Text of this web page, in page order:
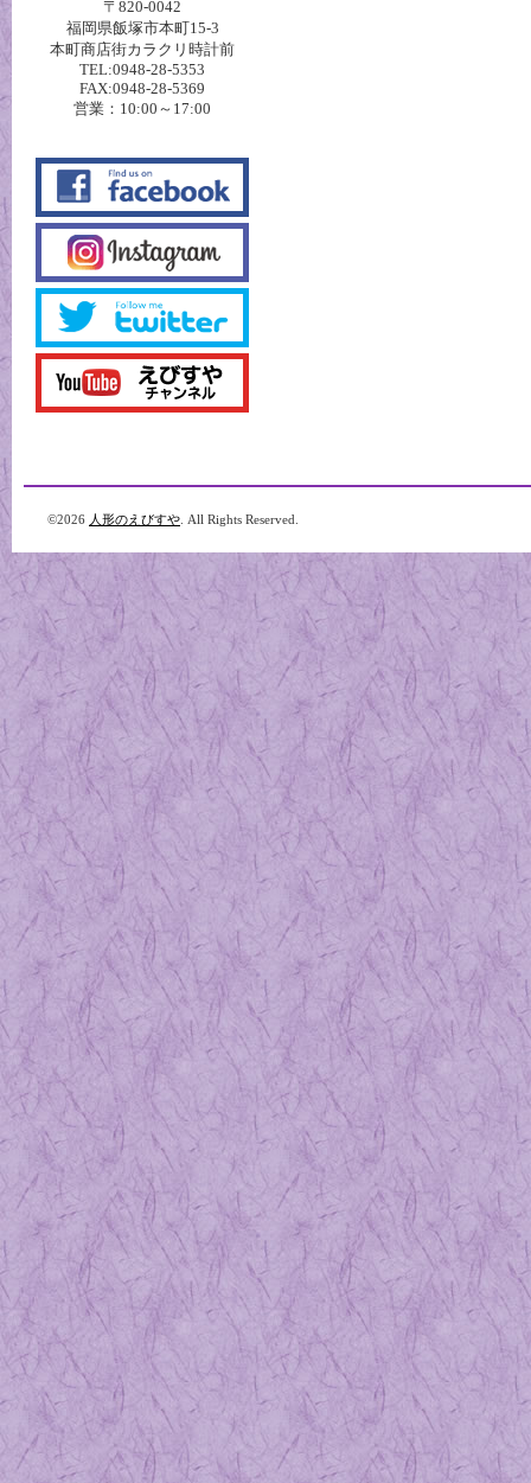
〒820-0042
福岡県飯塚市本町15-3
本町商店街カラクリ時計前
TEL:0948-28-5353
FAX:0948-28-5369
営業：10:00～17:00
©2026 人形のえびすや . All Rights Reserved.